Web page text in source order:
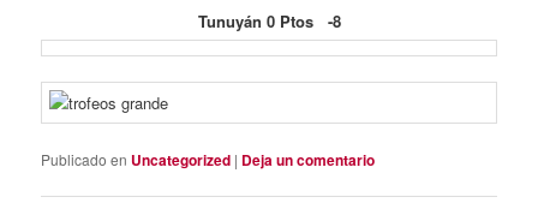
Tunuyán 0 Ptos -8
Publicado en Uncategorized | Deja un comentario